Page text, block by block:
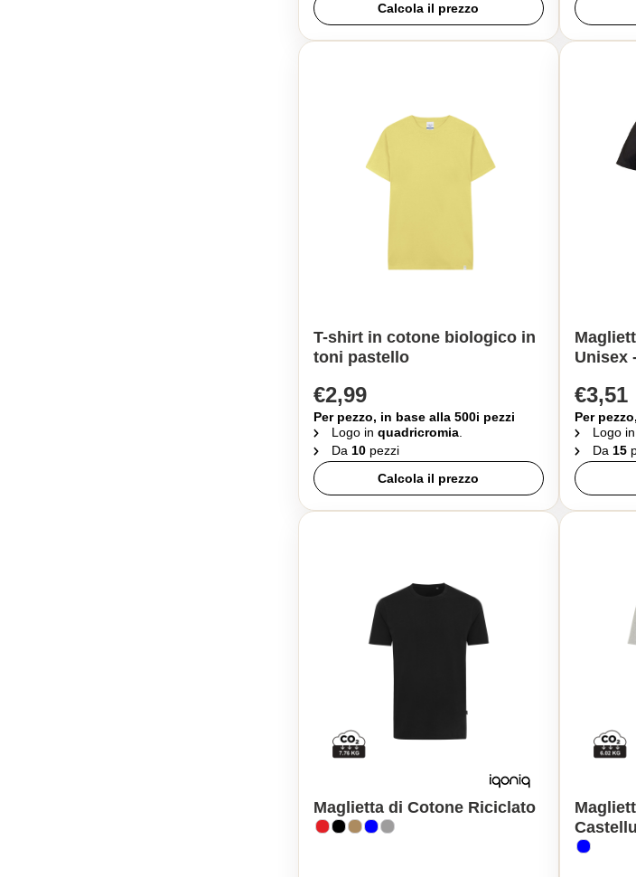
Calcola il prezzo
T-shirt in cotone biologico in
toni pastello
€2,99
Per pezzo, in base alla 500i pezzi
Logo in quadricromia
Da 10 pezzi
Calcola il prezzo
Unisex
€3,51
Per
Logo in
Da 15
Maglietta di Cotone Riciclato